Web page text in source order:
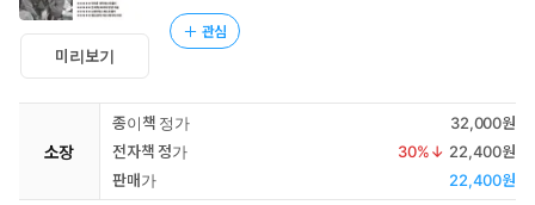
미리보기
관심
소장
종이책 정가
32,000원
전자책 정가
30%↓ 22,400원
판매가
22,400원